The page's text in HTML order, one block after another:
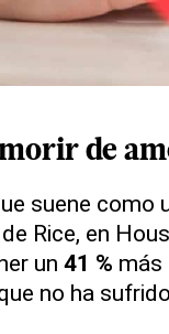
morir de
suene como
Rice, en
un 41 % más
no ha